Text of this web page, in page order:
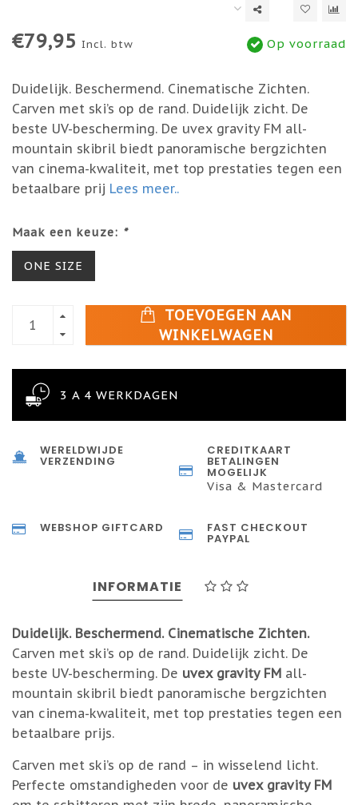
€79,95 Incl. btw Op voorraad
Duidelijk. Beschermend. Cinematische Zichten.
Carven met ski’s op de rand. Duidelijk zicht. De
beste UV-bescherming. De uvex gravity FM all-
mountain skibril biedt panoramische bergzichten
van cinema-kwaliteit, met top prestaties tegen een
betaalbare prij Lees meer..
Maak een keuze: *
ONE SIZE
TOEVOEGEN AAN
WINKELWAGEN
3 A 4 WERKDAGEN
WERELDWIJDE
VERZENDING
CREDITKAART
BETALINGEN
MOGELIJK
Visa & Mastercard
WEBSHOP GIFTCARD FAST CHECKOUT
PAYPAL
INFORMATIE
Duidelijk. Beschermend. Cinematische Zichten.
Carven met ski’s op de rand. Duidelijk zicht. De
beste UV-bescherming. De uvex gravity FM all-
mountain skibril biedt panoramische bergzichten
van cinema-kwaliteit, met top prestaties tegen een
betaalbare prijs.
Carven met ski’s op de rand – in wisselend licht.
Perfecte omstandigheden voor de uvex gravity FM